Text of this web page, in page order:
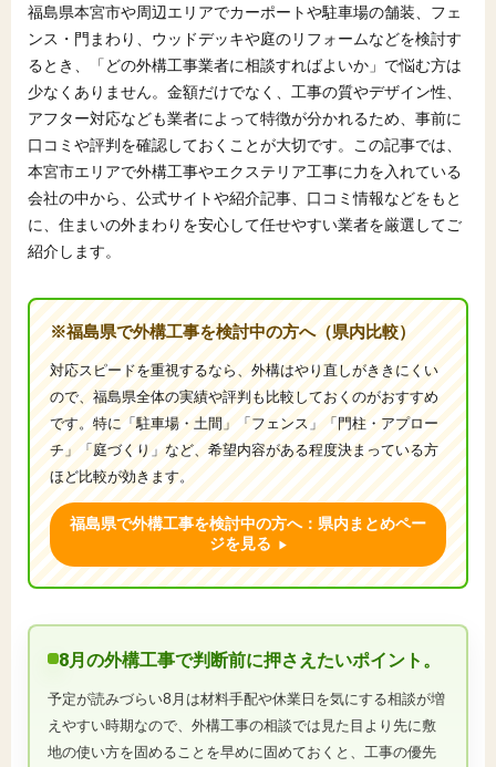
福島県本宮市や周辺エリアでカーポートや駐車場の舗装、フェ
ンス・門まわり、ウッドデッキや庭のリフォームなどを検討す
るとき、「どの外構工事業者に相談すればよいか」で悩む方は
少なくありません。金額だけでなく、工事の質やデザイン性、
アフター対応なども業者によって特徴が分かれるため、事前に
口コミや評判を確認しておくことが大切です。この記事では、
本宮市エリアで外構工事やエクステリア工事に力を入れている
会社の中から、公式サイトや紹介記事、口コミ情報などをもと
に、住まいの外まわりを安心して任せやすい業者を厳選してご
紹介します。
※福島県で外構工事を検討中の方へ（県内比較）
対応スピードを重視するなら、外構はやり直しがききにくい
ので、福島県全体の実績や評判も比較しておくのがおすすめ
です。特に「駐車場・土間」「フェンス」「門柱・アプロー
チ」「庭づくり」など、希望内容がある程度決まっている方
ほど比較が効きます。
福島県で外構工事を検討中の方へ：県内まとめペー
ジを見る
8月の外構工事で判断前に押さえたいポイント。
予定が読みづらい8月は材料手配や休業日を気にする相談が増
えやすい時期なので、外構工事の相談では見た目より先に敷
地の使い方を固めることを早めに固めておくと、工事の優先